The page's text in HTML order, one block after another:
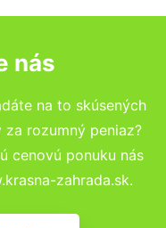
nás
na to skúsených
rozumný peniaz?
cenovú ponuku nás
zahrada.sk.